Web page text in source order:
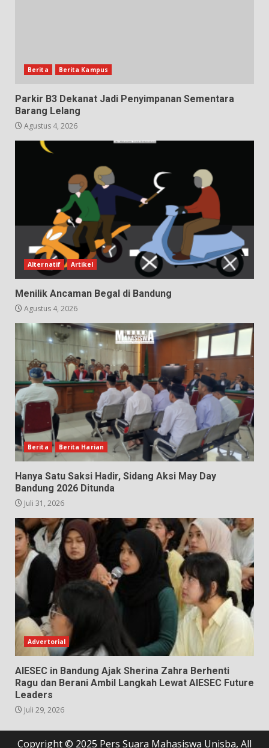
Berita Berita Kampus
Parkir B3 Dekanat Jadi Penyimpanan Sementara
Barang Lelang
Agustus 4, 2026
Alternatif Artikel
Menilik Ancaman Begal di Bandung
Agustus 4, 2026
Berita Berita Harian
Hanya Satu Saksi Hadir, Sidang Aksi May Day
Bandung 2026 Ditunda
Juli 31, 2026
Advertorial
AIESEC in Bandung Ajak Sherina Zahra Berhenti
Ragu dan Berani Ambil Langkah Lewat AIESEC Future
Leaders
Juli 29, 2026
Copyright © 2025 Pers Suara Mahasiswa Unisba, All